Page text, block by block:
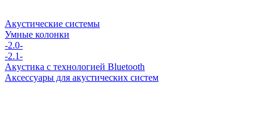
Акустические системы
Умные колонки
-2.0-
-2.1-
Акустика с технологией Bluetooth
Аксессуары для акустических систем